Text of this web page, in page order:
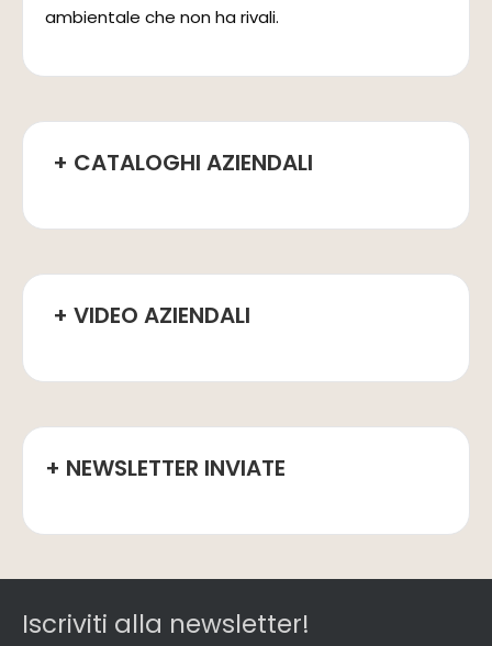
ambientale che non ha rivali.
+ CATALOGHI AZIENDALI
+ VIDEO AZIENDALI
+ NEWSLETTER INVIATE
Iscriviti alla newsletter!